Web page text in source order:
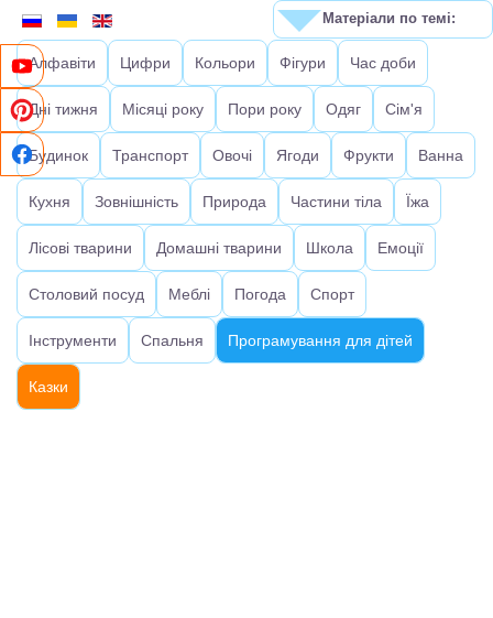
Алфавіти Цифри Кольори Фігури Час доби
Дні тижня Місяці року Пори року Одяг Сім'я
Будинок Транспорт Овочі Ягоди Фрукти Ванна
Кухня Зовнішність Природа Частини тіла Їжа
Лісові тварини Домашні тварини Школа Емоції
Столовий посуд Меблі Погода Спорт
Інструменти Спальня Програмування для дітей
Казки
Матеріали по темі: